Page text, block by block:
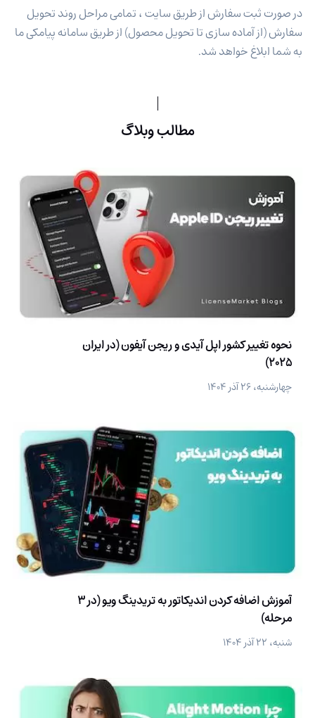
در صورت ثبت سفارش از طریق سایت ، تمامی مراحل روند تحویل
سفارش (از آماده سازی تا تحویل محصول) از طریق سامانه پیامکی ما
به شما ابلاغ خواهد شد.
مطالب وبلاگ
نحوه تغییر کشور اپل آیدی و ریجن آیفون (در ایران
2025)
چهارشنبه، ۲۶ آذر ۱۴۰۴
آموزش اضافه کردن اندیکاتور به تریدینگ ویو (در 3
مرحله)
شنبه، ۲۲ آذر ۱۴۰۴